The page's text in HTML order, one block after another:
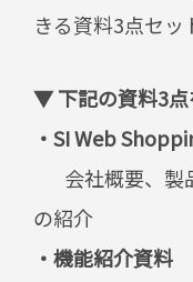
きる資料3点セッ
▼ 下記の資料3点
・SI Web
会社概要、製
の紹介
・機能紹介資料